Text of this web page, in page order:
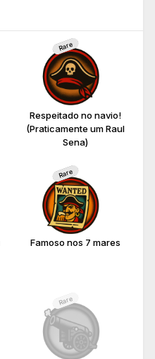
Rare
Respeitado no navio!
(Praticamente um Raul
Sena)
Rare
Famoso nos 7 mares
Rare